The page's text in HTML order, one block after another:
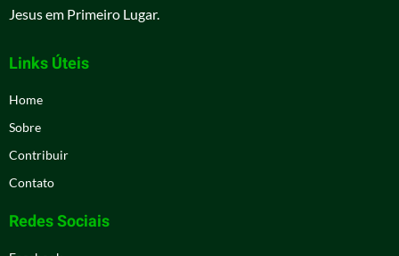
Jesus em Primeiro Lugar.
Links Úteis
Home
Sobre
Contribuir
Contato
Redes Sociais